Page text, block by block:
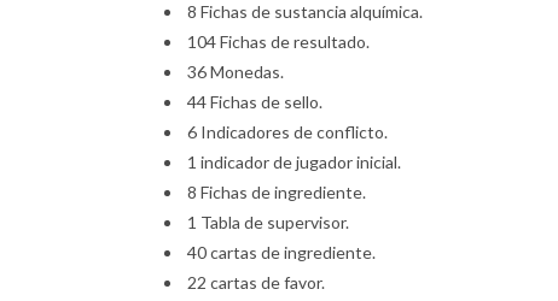
8 Fichas de sustancia alquímica.
104 Fichas de resultado.
36 Monedas.
44 Fichas de sello.
6 Indicadores de conflicto.
1 indicador de jugador inicial.
8 Fichas de ingrediente.
1 Tabla de supervisor.
40 cartas de ingrediente.
22 cartas de favor.